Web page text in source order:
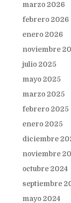
marzo 2026
febrero 2026
enero 2026
noviembre
julio 2025
mayo 2025
marzo 2025
febrero 2025
enero 2025
diciembre
noviembre
octubre 2024
septiembre
mayo 2024